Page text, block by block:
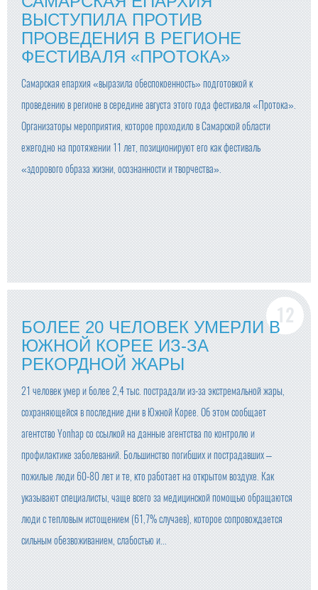
ВЫСТУПИЛА ПРОТИВ
ПРОВЕДЕНИЯ В РЕГИОНЕ
ФЕСТИВАЛЯ «ПРОТОКА»
Самарская епархия «выразила обеспокоенность» подготовкой к
проведению в регионе в середине августа этого года фестиваля «Протока».
Организаторы мероприятия, которое проходило в Самарской области
ежегодно на протяжении 11 лет, позиционируют его как фестиваль
«здорового образа жизни, осознанности и творчества».
БОЛЕЕ 20 ЧЕЛОВЕК УМЕРЛИ В
ЮЖНОЙ КОРЕЕ ИЗ-ЗА
РЕКОРДНОЙ ЖАРЫ
21 человек умер и более 2,4 тыс. пострадали из-за экстремальной жары,
сохраняющейся в последние дни в Южной Корее. Об этом сообщает
агентство Yonhap со ссылкой на данные агентства по контролю и
профилактике заболеваний. Большинство погибших и пострадавших –
пожилые люди 60-80 лет и те, кто работает на открытом воздухе. Как
указывают специалисты, чаще всего за медицинской помощью обращаются
люди с тепловым истощением (61,7% случаев), которое сопровождается
сильным обезвоживанием, слабостью и...